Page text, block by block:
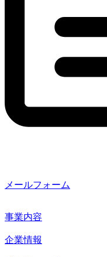
メールフォーム
事業内容
企業情報